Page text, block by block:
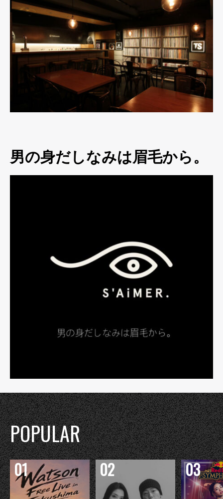
男の身だしなみは眉毛から。
POPULAR